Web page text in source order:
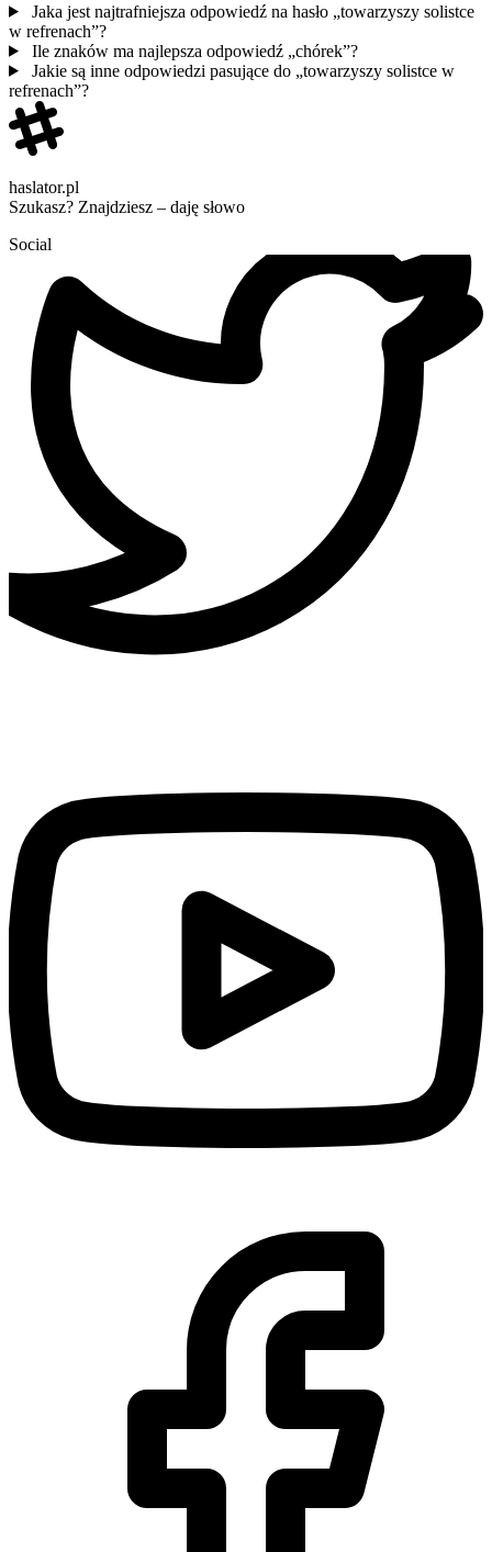
Jaka jest najtrafniejsza odpowiedź na hasło „towarzyszy solistce
w refrenach”?
Ile znaków ma najlepsza odpowiedź „chórek”?
Jakie są inne odpowiedzi pasujące do „towarzyszy solistce w
refrenach”?
haslator.pl
Szukasz? Znajdziesz – daję słowo
Social